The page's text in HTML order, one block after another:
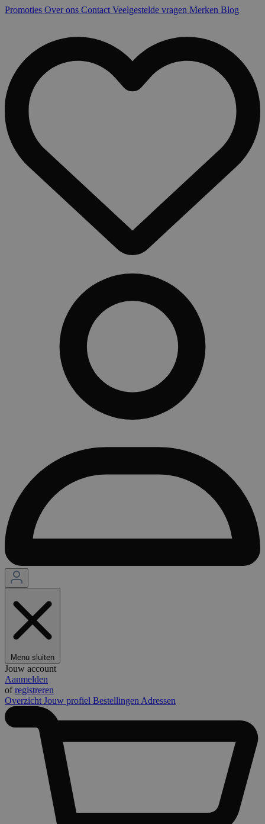
Promoties Over ons Contact Veelgestelde vragen Merken Blog
Menu sluiten
Jouw account
Aanmelden
ofregistreren
Overzicht Jouw profiel Bestellingen Adressen